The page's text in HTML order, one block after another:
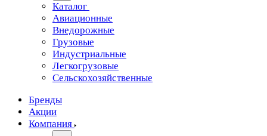
Каталог
Авиационные
Внедорожные
Грузовые
Индустриальные
Легкогрузовые
Сельскохозяйственные
Бренды
Акции
Компания